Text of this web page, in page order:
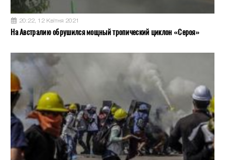
20:22, 12 Квітня 2021
На Австралию обрушился мощный тропический циклон «Сероя»